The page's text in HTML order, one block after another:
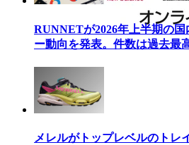
RUNNETが2026年上半期の
ー動向を発表。件数は過去最
メレルがトップレベルのトレ